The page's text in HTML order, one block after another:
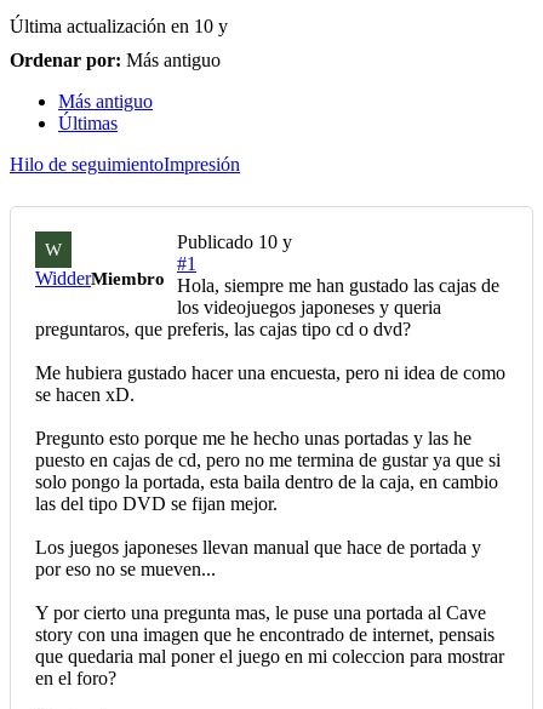
Última actualización en 10 y
Ordenar por: Más antiguo
Más antiguo
Últimas
Hilo de seguimientoImpresión
W
WidderMiembro
Publicado 10 y
#1
Hola, siempre me han gustado las cajas de
los videojuegos japoneses y queria
preguntaros, que preferis, las cajas tipo cd o dvd?
Me hubiera gustado hacer una encuesta, pero ni idea de como
se hacen xD.
Pregunto esto porque me he hecho unas portadas y las he
puesto en cajas de cd, pero no me termina de gustar ya que si
solo pongo la portada, esta baila dentro de la caja, en cambio
las del tipo DVD se fijan mejor.
Los juegos japoneses llevan manual que hace de portada y
por eso no se mueven...
Y por cierto una pregunta mas, le puse una portada al Cave
story con una imagen que he encontrado de internet, pensais
que quedaria mal poner el juego en mi coleccion para mostrar
en el foro?